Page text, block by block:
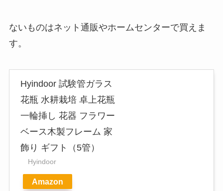
ないものはネット通販やホームセンターで買えま
す。
Hyindoor 試験管ガラス
花瓶 水耕栽培 卓上花瓶
一輪挿し 花器 フラワー
ベース木製フレーム 家
飾り ギフト（5管）
Hyindoor
Amazon